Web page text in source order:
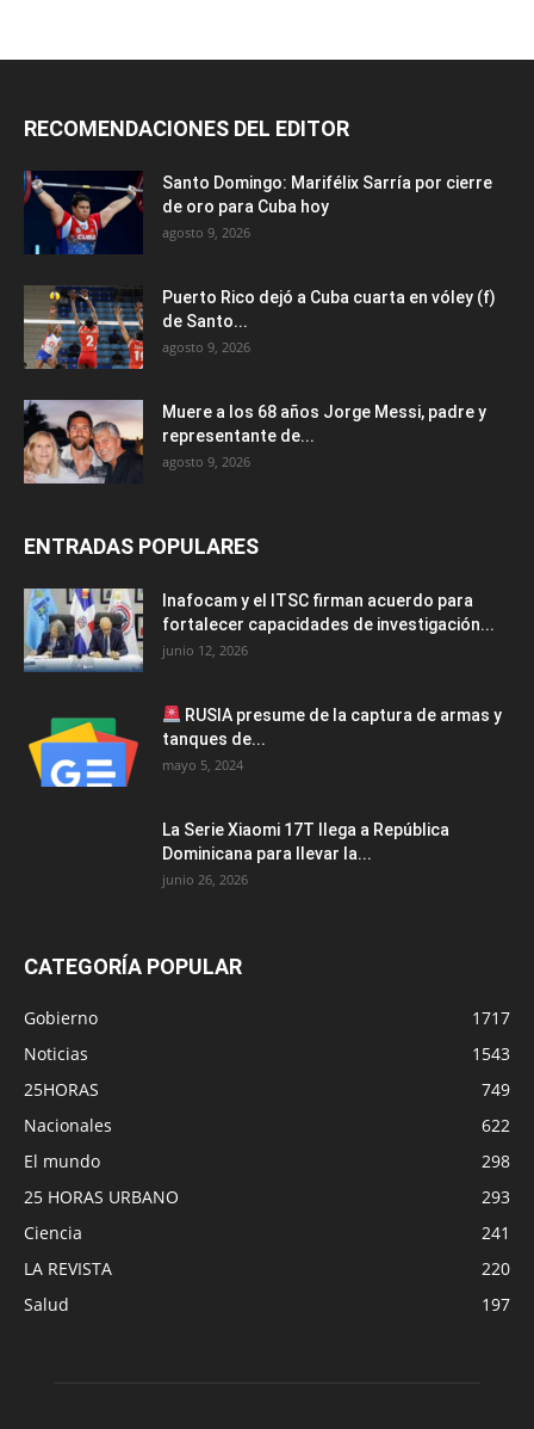
RECOMENDACIONES DEL EDITOR
Santo Domingo: Marifélix Sarría por cierre
de oro para Cuba hoy
agosto 9, 2026
Puerto Rico dejó a Cuba cuarta en vóley (f)
de Santo...
agosto 9, 2026
Muere a los 68 años Jorge Messi, padre y
representante de...
agosto 9, 2026
ENTRADAS POPULARES
Inafocam y el ITSC firman acuerdo para
fortalecer capacidades de investigación...
junio 12, 2026
RUSIA presume de la captura de armas y
tanques de...
mayo 5, 2024
La Serie Xiaomi 17T llega a República
Dominicana para llevar la...
junio 26, 2026
CATEGORÍA POPULAR
Gobierno
1717
Noticias
1543
25HORAS
749
Nacionales
622
El mundo
298
25 HORAS URBANO
293
Ciencia
241
LA REVISTA
220
Salud
197